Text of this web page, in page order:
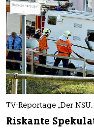
TV-Reportage „Der
Riskante